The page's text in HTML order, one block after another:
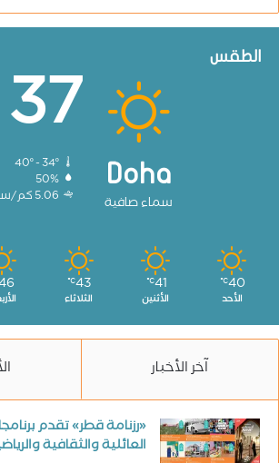
الطقس
Doha
سماء صافية
37
50%
5.06 كم/سا
40
℃
الأحد
41
℃
الأثنين
43
℃
الثلاثاء
آخر الأخبار
«رزنامة قطر» تقدم
العائلية والثقافية